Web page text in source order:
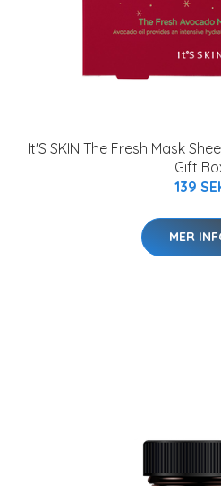
It'S SKIN The Fresh Mask
Gift
139
MER